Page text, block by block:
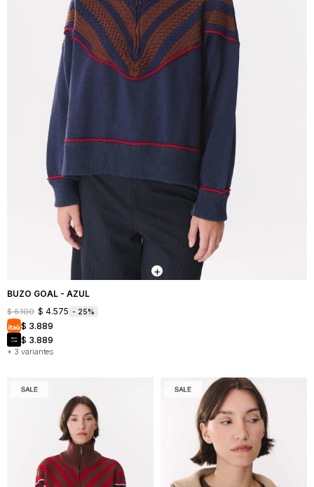
BUZO GOAL - AZUL
+ 3 variantes
$ 6.100 $ 4.575 25
$ 3.889
$ 3.889